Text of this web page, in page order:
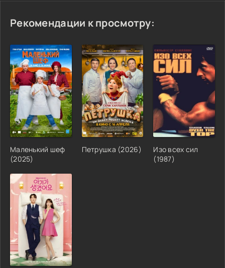
Рекомендации к просмотру:
Маленький шеф
(2025)
Петрушка (2026)
Изо всех сил
(1987)